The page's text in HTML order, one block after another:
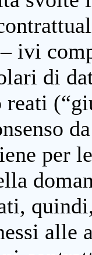
ivi
di
reati
per